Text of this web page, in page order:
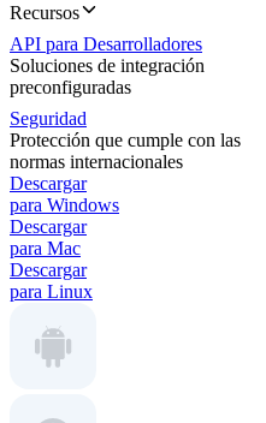
Recursos
API para Desarrolladores
Soluciones de integración
preconfiguradas
Seguridad
Protección que cumple con las
normas internacionales
Descargar
para Windows
Descargar
para Mac
Descargar
para Linux